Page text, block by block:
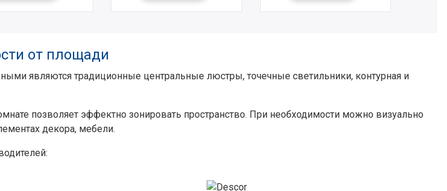
от площади
являются традиционные центральные люстры, точечные светильники, контурная и
позволяет эффектно зонировать пространство. При необходимости можно визуально
декора, мебели.